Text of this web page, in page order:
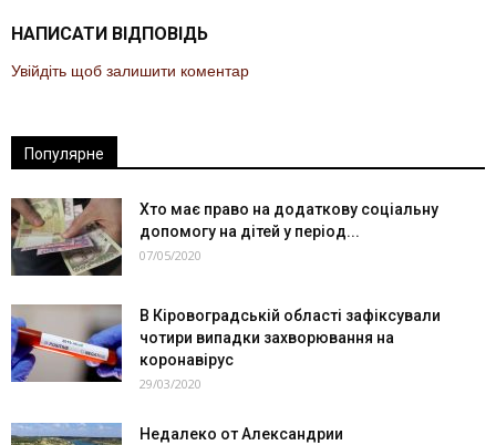
НАПИСАТИ ВІДПОВІДЬ
Увійдіть щоб залишити коментар
Популярне
Хто має право на додаткову соціальну
допомогу на дітей у період...
07/05/2020
В Кіровоградській області зафіксували
чотири випадки захворювання на
коронавірус
29/03/2020
Недалеко от Александрии